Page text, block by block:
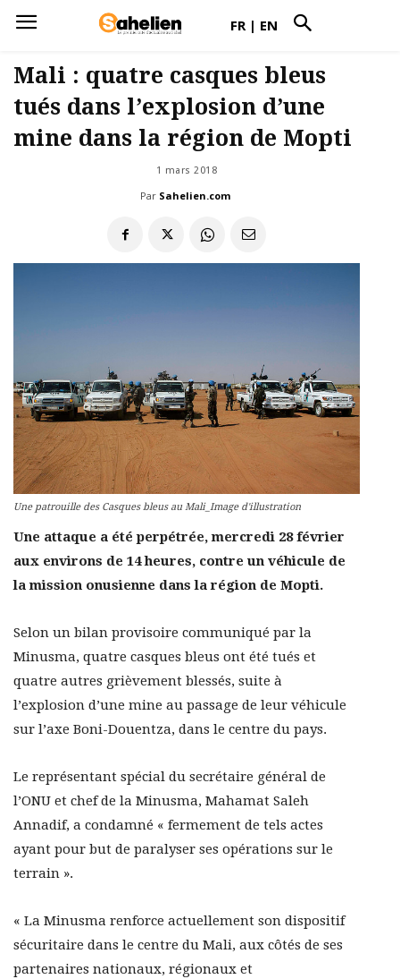
FR | EN
Mali : quatre casques bleus
tués dans l’explosion d’une
mine dans la région de Mopti
1 mars 2018
Par Sahelien.com
Une patrouille des Casques bleus au Mali_Image d'illustration
Une attaque a été perpétrée, mercredi 28 février
aux environs de 14 heures, contre un véhicule de
la mission onusienne dans la région de Mopti.
Selon un bilan provisoire communiqué par la
Minusma, quatre casques bleus ont été tués et
quatre autres grièvement blessés, suite à
l’explosion d’une mine au passage de leur véhicule
sur l’axe Boni-Douentza, dans le centre du pays.
Le représentant spécial du secrétaire général de
l’ONU et chef de la Minusma, Mahamat Saleh
Annadif, a condamné « fermement de tels actes
ayant pour but de paralyser ses opérations sur le
terrain ».
« La Minusma renforce actuellement son dispositif
sécuritaire dans le centre du Mali, aux côtés de ses
partenaires nationaux, régionaux et